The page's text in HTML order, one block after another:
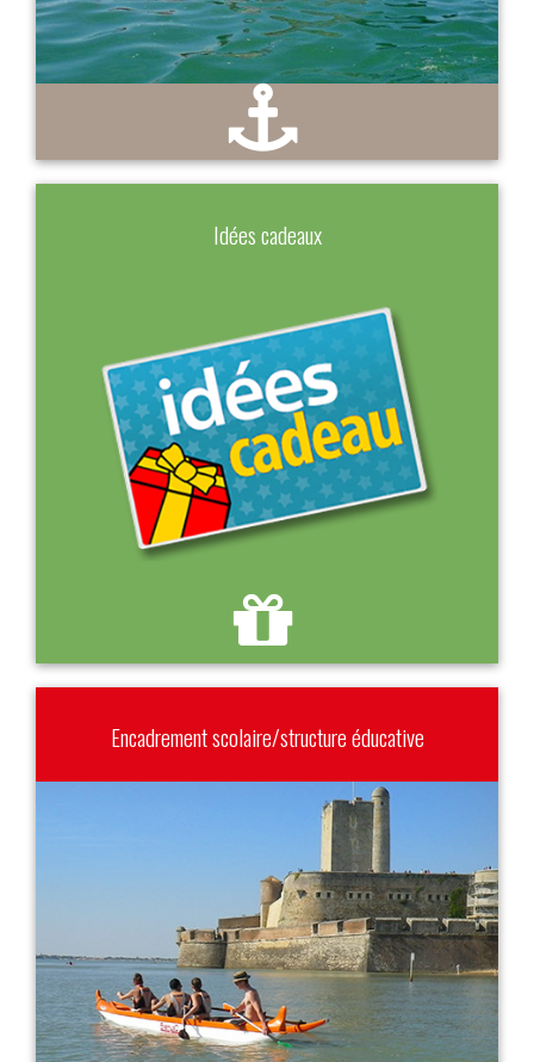
Idées cadeaux
Encadrement scolaire/structure éducative